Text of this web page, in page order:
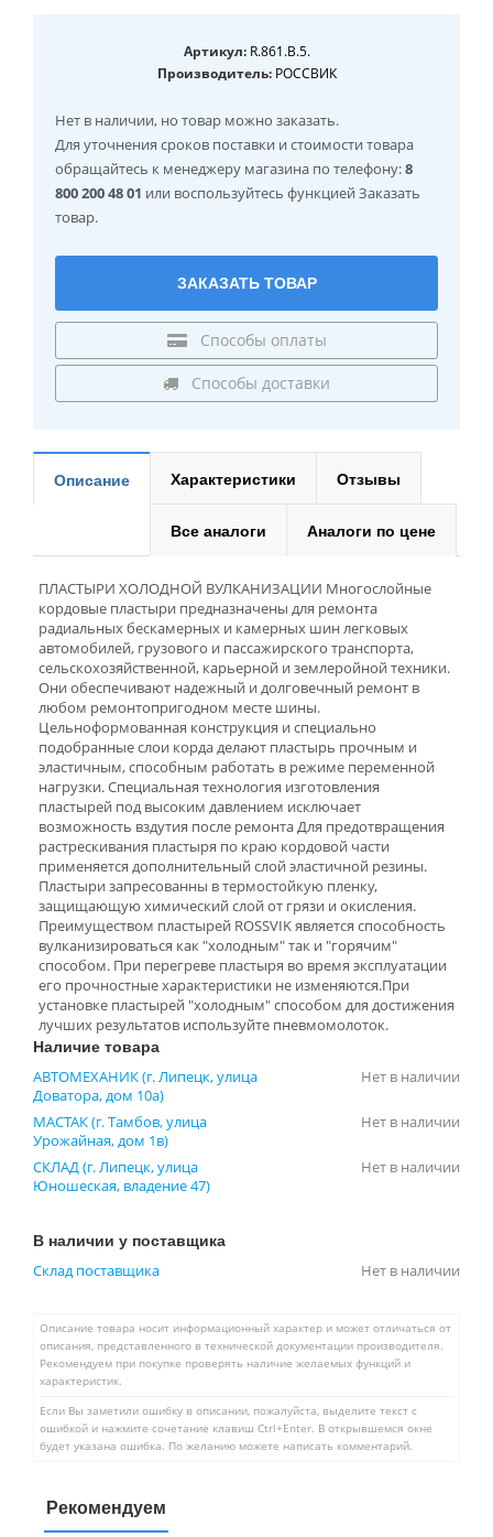
Артикул:R.861.B.5.
Производитель:РОССВИК
Нет в наличии, но товар можно заказать.
Для уточнения сроков поставки и стоимости товара
обращайтесь к менеджеру магазина по телефону:8
800 200 48 01 или воспользуйтесь функцией Заказать
товар.
ЗАКАЗАТЬ ТОВАР
Способы оплаты
Способы доставки
Описание Характеристики Отзывы
Все аналоги Аналоги по цене
ПЛАСТЫРИ ХОЛОДНОЙ ВУЛКАНИЗАЦИИ Многослойные
кордовые пластыри предназначены для ремонта
радиальных бескамерных и камерных шин легковых
автомобилей, грузового и пассажирского транспорта,
сельскохозяйственной, карьерной и землеройной техники.
Они обеспечивают надежный и долговечный ремонт в
любом ремонтопригодном месте шины.
Цельноформованная конструкция и специально
подобранные слои корда делают пластырь прочным и
эластичным, способным работать в режиме переменной
нагрузки. Специальная технология изготовления
пластырей под высоким давлением исключает
возможность вздутия после ремонта Для предотвращения
растрескивания пластыря по краю кордовой части
применяется дополнительный слой эластичной резины.
Пластыри запресованны в термостойкую пленку,
защищающую химический слой от грязи и окисления.
Преимуществом пластырей ROSSVIK является способность
вулканизироваться как "холодным" так и "горячим"
способом. При перегреве пластыря во время эксплуатации
его прочностные характеристики не изменяются.При
установке пластырей "холодным" способом для достижения
лучших результатов используйте пневмомолоток.
Наличие товара
АВТОМЕХАНИК (г. Липецк, улица
Доватора, дом 10а)
Нет в наличии
МАСТАК (г. Тамбов, улица
Урожайная, дом 1в)
Нет в наличии
СКЛАД (г. Липецк, улица
Юношеская, владение 47)
Нет в наличии
В наличии у поставщика
Склад поставщика Нет в наличии
Описание товара носит информационный характер и может отличаться от
описания, представленного в технической документации производителя.
Рекомендуем при покупке проверять наличие желаемых функций и
характеристик.
Если Вы заметили ошибку в описании, пожалуйста, выделите текст с
ошибкой и нажмите сочетание клавиш Ctrl+Enter. В открывшемся окне
будет указана ошибка. По желанию можете написать комментарий.
Рекомендуем